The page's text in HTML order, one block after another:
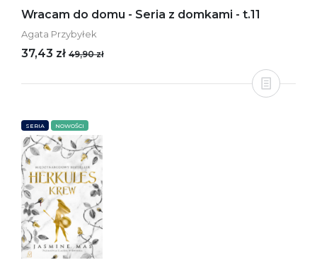
Wracam do domu - Seria z domkami - t.11
Agata Przybyłek
37,43 zł 49,90 zł
SERIA NOWOŚCI